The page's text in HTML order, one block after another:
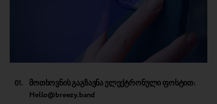
მოთხოვნის გაგზავნა ელექტრონული ფოსტით:
Hello@breezy.band